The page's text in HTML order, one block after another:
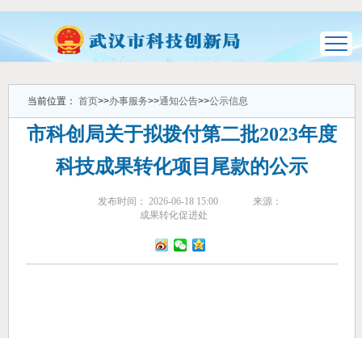
当前位置： 首页>>办事服务>>通知公告>>公示信息
市科创局关于拟拨付第二批2023年度
科技成果转化项目尾款的公示
发布时间： 2026-06-18 15:00
来源：
成果转化促进处